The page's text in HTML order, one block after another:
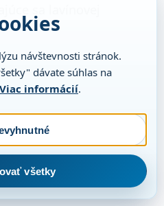
návštevnosti stránok.
dávate súhlas na
Viac informácií.
všetky